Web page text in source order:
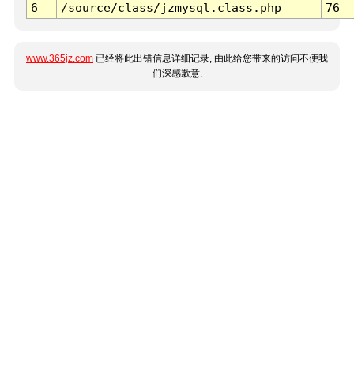
6
/source/class/jzmysql.class.php 76
www.365jz.com 已经将此出错信息详细记录, 由此给您带来的访问不便我
们深感歉意.